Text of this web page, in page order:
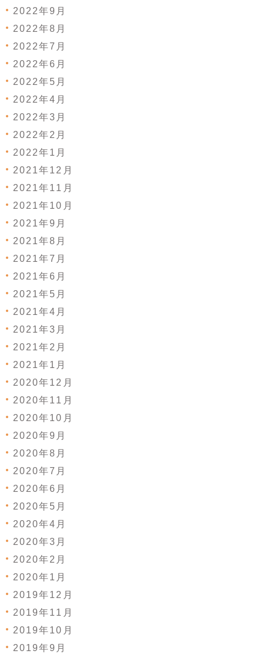
2022年9月
2022年8月
2022年7月
2022年6月
2022年5月
2022年4月
2022年3月
2022年2月
2022年1月
2021年12月
2021年11月
2021年10月
2021年9月
2021年8月
2021年7月
2021年6月
2021年5月
2021年4月
2021年3月
2021年2月
2021年1月
2020年12月
2020年11月
2020年10月
2020年9月
2020年8月
2020年7月
2020年6月
2020年5月
2020年4月
2020年3月
2020年2月
2020年1月
2019年12月
2019年11月
2019年10月
2019年9月